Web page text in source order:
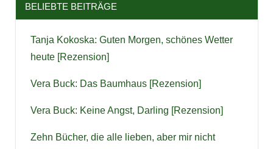
BELIEBTE BEITRÄGE
Tanja Kokoska: Guten Morgen, schönes Wetter
heute [Rezension]
Vera Buck: Das Baumhaus [Rezension]
Vera Buck: Keine Angst, Darling [Rezension]
Zehn Bücher, die alle lieben, aber mir nicht